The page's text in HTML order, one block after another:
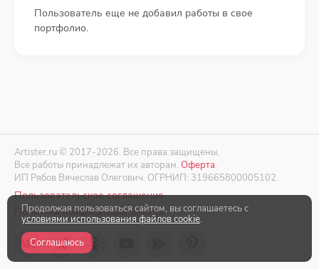
Пользователь еще не добавил работы в свое
портфолио.
Artister.ru © 2017-2026. Все права защищены.
Все работы принадлежат их авторам. Оферта.
ИП Рябов Вячеслав Олегович. ОГРНИП: 319665800005102.
Пользовательское соглашение
Политика конфиденциальности
Продолжая пользоваться сайтом, вы соглашаетесь с
условиями использования файлов cookie.
Соглашаюсь